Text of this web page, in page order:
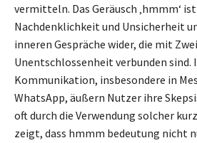
vermitteln. Das Geräusch ‚hmmm‘
Nachdenklichkeit und Unsicherheit
inneren Gespräche wider, die mit
Unentschlossenheit verbunden sind.
Kommunikation, insbesondere in
WhatsApp, äußern Nutzer ihre
oft durch die Verwendung solcher
zeigt, dass hmmm bedeutung nicht